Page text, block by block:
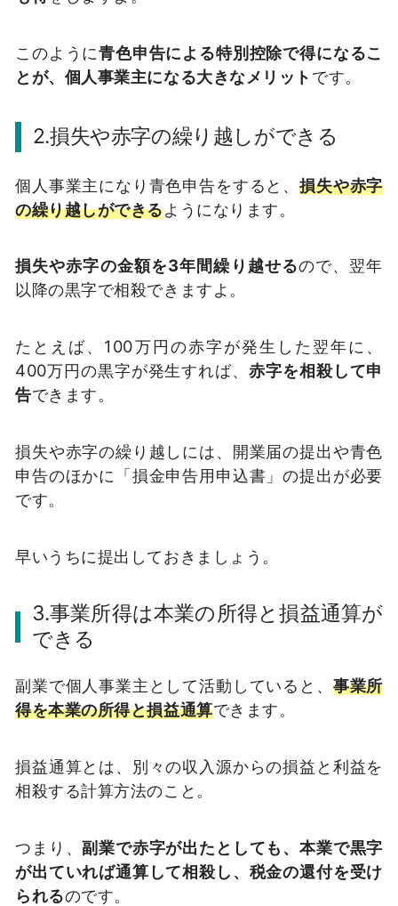
このように青色申告による特別控除で得になるこ
とが、個人事業主になる大きなメリット です。
2.損失や赤字の繰り越しができる
個人事業主になり青色申告をすると、損失や赤字
の繰り越しができるようになります。
損失や赤字の金額を3年間繰り越せるので、翌年
以降の黒字で相殺できますよ。
たとえば、100万円の赤字が発生した翌年に、
400万円の黒字が発生すれば、赤字を相殺して申
告できます。
損失や赤字の繰り越しには、開業届の提出や青色
申告のほかに「損金申告用申込書」の提出が必要
です。
早いうちに提出しておきましょう。
3.事業所得は本業の所得と損益通算が
できる
副業で個人事業主として活動していると、 事業所
得を本業の所得と損益通算できます。
損益通算とは、別々の収入源からの損益と利益を
相殺する計算方法のこと。
つまり、副業で赤字が出たとしても、本業で黒字
が出ていれば通算して相殺し、税金の還付を受け
られるのです。